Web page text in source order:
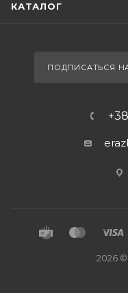
КАТАЛОГ
ПОДПИСАТЬСЯ
2026